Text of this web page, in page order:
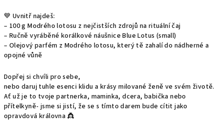
💙 Uvnitř najdeš:
– 100 g Modrého lotosu z nejčistších zdrojů na rituální čaj
– Ručně vyráběné korálkové náušnice Blue Lotus (small)
– Olejový parfém z Modrého lotosu, který tě zahalí do nádherné a
opojné vůně
Dopřej si chvíli pro sebe,
nebo daruj tuhle esenci klidu a krásy milované ženě ve svém životě.
Ať už je to tvoje partnerka, maminka, dcera, babička nebo
přítelkyně- jsme si jistí, že se s tímto darem bude cítit jako
opravdová královna 👸